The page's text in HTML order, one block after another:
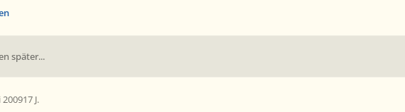
später...
200917 J.